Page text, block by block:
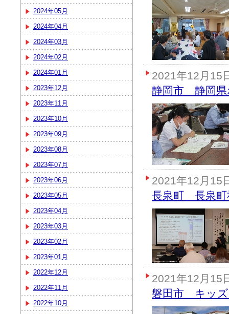
2024年05月
2024年04月
2024年03月
2024年02月
2024年01月
2023年12月
2023年11月
2023年10月
2023年09月
2023年08月
2023年07月
2023年06月
2023年05月
2023年04月
2023年03月
2023年02月
2023年01月
2022年12月
2022年11月
2022年10月
2021年12月15
静岡市 静岡県
2021年12月15
長泉町 長泉町
2021年12月15
磐田市 キッ